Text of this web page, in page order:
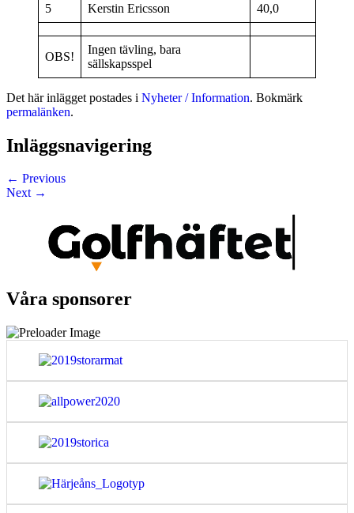
5 Kerstin Ericsson 40,0
OBS!
Ingen tävling, bara
sällskapsspel
Det här inlägget postades i Nyheter / Information. Bokmärk
permalänken.
Inläggsnavigering
← Previous
Next →
Våra sponsorer